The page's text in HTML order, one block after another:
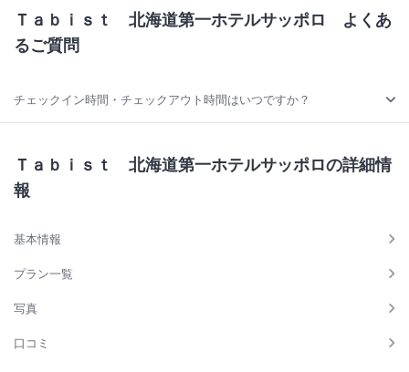
Ｔａｂｉｓｔ 北海道第一ホテルサッポロ よくあ
るご質問
チェックイン時間・チェックアウト時間はいつですか？
Ｔａｂｉｓｔ 北海道第一ホテルサッポロの詳細情
報
基本情報
プラン一覧
写真
口コミ